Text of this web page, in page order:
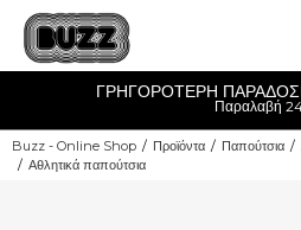
ΓΡΗΓΟΡΟΤΕΡΗ
Παραλαβή
Buzz - Online Shop Προϊόντα Παπούτσια
Αθλητικά παπούτσια